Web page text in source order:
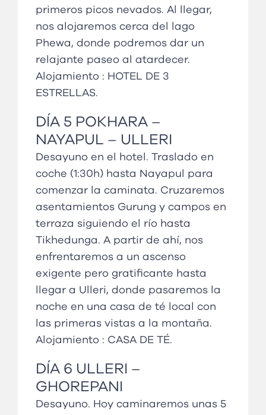
primeros picos nevados. Al llegar,
nos alojaremos cerca del lago
Phewa, donde podremos dar un
relajante paseo al atardecer.
Alojamiento : HOTEL DE 3
ESTRELLAS.
DÍA 5 POKHARA –
NAYAPUL – ULLERI
Desayuno en el hotel. Traslado en
coche (1:30h) hasta Nayapul para
comenzar la caminata. Cruzaremos
asentamientos Gurung y campos en
terraza siguiendo el río hasta
Tikhedunga. A partir de ahí, nos
enfrentaremos a un ascenso
exigente pero gratificante hasta
llegar a Ulleri, donde pasaremos la
noche en una casa de té local con
las primeras vistas a la montaña.
Alojamiento : CASA DE TÉ.
DÍA 6 ULLERI –
GHOREPANI
Desayuno. Hoy caminaremos unas 5